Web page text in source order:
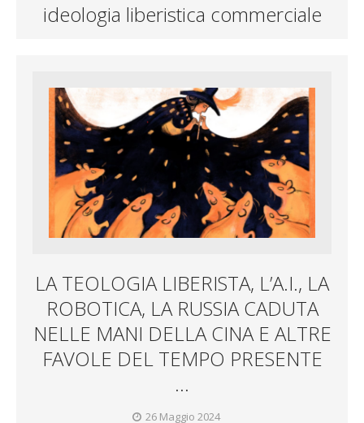
ideologia liberistica commerciale
LA TEOLOGIA LIBERISTA, L’A.I., LA
ROBOTICA, LA RUSSIA CADUTA
NELLE MANI DELLA CINA E ALTRE
FAVOLE DEL TEMPO PRESENTE
…
26 Maggio 2024